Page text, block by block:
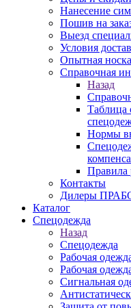
Нанесение
Пошив на
Выезд
Условия
Опытная носка
Справочная
Назад
Таблица
Нормы
Правила
Контакты
Дилеры
Каталог
Спецодежда
Назад
Спецодежда
Рабочая
Рабочая
Сигнальная